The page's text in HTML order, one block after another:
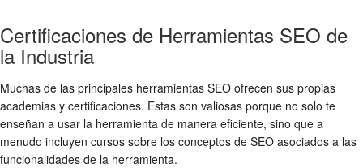
Certificaciones de Herramientas SEO de
la Industria
Muchas de las principales herramientas SEO ofrecen sus propias
academias y certificaciones. Estas son valiosas porque no solo te
enseñan a usar la herramienta de manera eficiente, sino que a
menudo incluyen cursos sobre los conceptos de SEO asociados a las
funcionalidades de la herramienta.